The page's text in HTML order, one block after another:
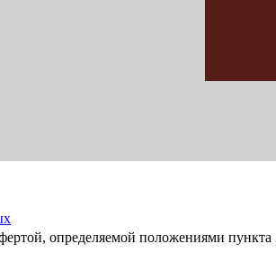
определяемой положениями пункта